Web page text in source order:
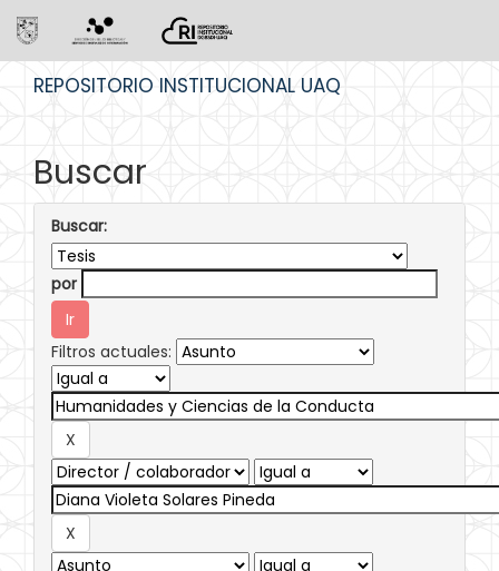
REPOSITORIO INSTITUCIONAL UAQ
Buscar
Buscar:
por
Filtros actuales: